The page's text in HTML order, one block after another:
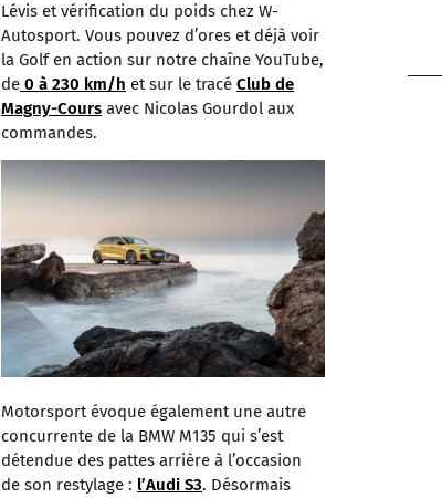
Lévis et vérification du poids chez W-
Autosport. Vous pouvez d’ores et déjà voir
la Golf en action sur notre chaîne YouTube,
de 0 à 230 km/h et sur le tracéClub de
Magny-Cours avec Nicolas Gourdol aux
commandes.
Motorsport évoque également une autre
concurrente de la BMW M135 qui s’est
détendue des pattes arrière à l’occasion
de son restylage : l’Audi S3. Désormais